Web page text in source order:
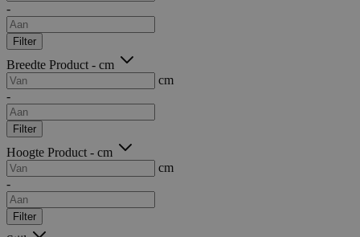
-
Filter
Breedte Product - cm
cm
-
Filter
Hoogte Product - cm
cm
-
Filter